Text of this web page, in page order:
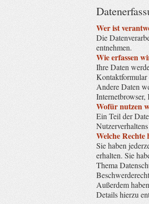
Wer ist
Die
entnehmen.
Wie erfassen
Ihre Daten
Kontaktformular
Andere Daten
Internetbrowser,
Wofür nutzen
Ein Teil der
Welche
Sie haben
erhalten. Sie
Thema
Außerdem
Details hierzu